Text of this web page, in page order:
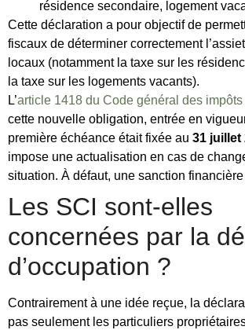
résidence secondaire, logement
Cette déclaration a pour objectif de
fiscaux de déterminer correctement
locaux (notamment la taxe sur les
la taxe sur les logements vacants).
L’article 1418 du Code général des impôts
cette nouvelle obligation, entrée en
première échéance était fixée au 31 juillet
impose une actualisation en cas de
situation. À défaut, une sanction financière
Les SCI sont-elles
concernées par la
d’occupation ?
Contrairement à une idée reçue, la
pas seulement les particuliers